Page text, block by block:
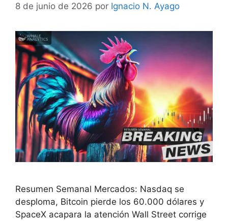
8 de junio de 2026 por Ignacio N. Ayago
Resumen Semanal Mercados: Nasdaq se
desploma, Bitcoin pierde los 60.000 dólares y
SpaceX acapara la atención Wall Street corrige